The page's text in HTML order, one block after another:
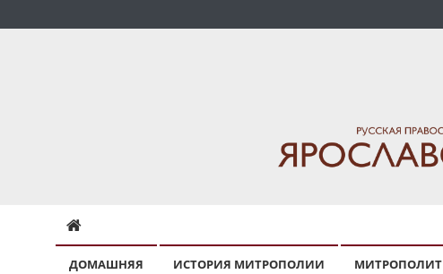
ДОМАШНЯЯ ИСТОРИЯ МИТРОПОЛИИ МИТРОПОЛИТ